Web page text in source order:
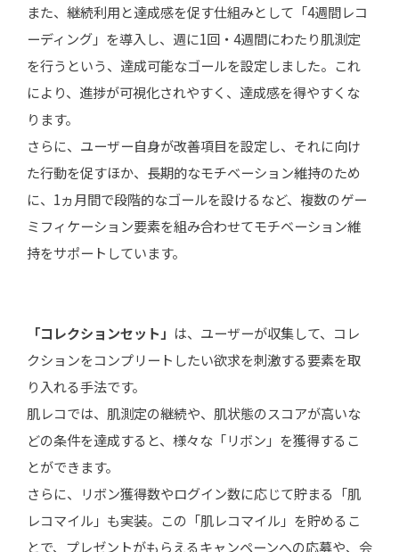
また、継続利用と達成感を促す仕組みとして「4週間レコ
ーディング」を導入し、週に1回・4週間にわたり肌測定
を行うという、達成可能なゴールを設定しました。これ
により、進捗が可視化されやすく、達成感を得やすくな
ります。
さらに、ユーザー自身が改善項目を設定し、それに向け
た行動を促すほか、長期的なモチベーション維持のため
に、1ヵ月間で段階的なゴールを設けるなど、複数のゲー
ミフィケーション要素を組み合わせてモチベーション維
持をサポートしています。
「コレクションセット」 は、ユーザーが収集して、コレ
クションをコンプリートしたい欲求を刺激する要素を取
り入れる手法です。
肌レコでは、肌測定の継続や、肌状態のスコアが高いな
どの条件を達成すると、様々な「リボン」を獲得するこ
とができます。
さらに、リボン獲得数やログイン数に応じて貯まる「肌
レコマイル」も実装。この「肌レコマイル」を貯めるこ
とで、プレゼントがもらえるキャンペーンへの応募や、会